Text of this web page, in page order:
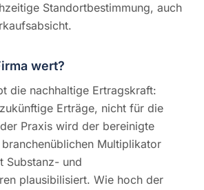
Standortbestimmung, auch
wert?
die nachhaltige Ertragskraft:
Erträge, nicht für die
Praxis wird der bereinigte
Multiplikator
Substanz- und
plausibilisiert. Wie hoch der